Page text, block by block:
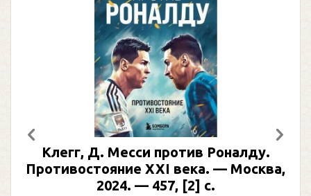
Д. Месси против Роналду.
XXI века. — Москва,
2024. — 457, [2] с.
Предыдущий